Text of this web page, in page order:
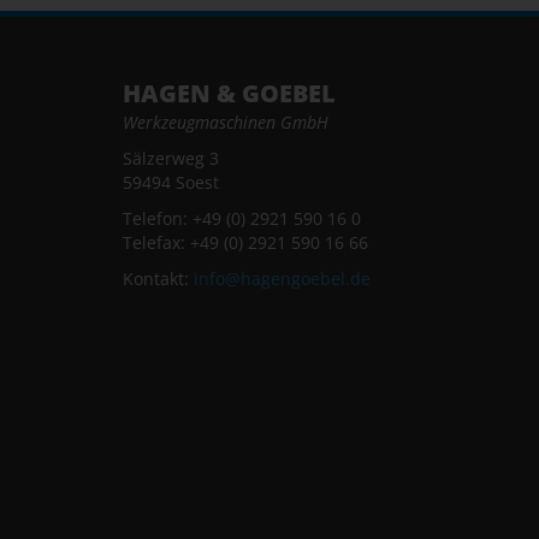
HAGEN & GOEBEL
Werkzeugmaschinen GmbH
Sälzerweg 3
59494 Soest
Telefon: +49 (0) 2921 590 16 0
Telefax: +49 (0) 2921 590 16 66
Kontakt: info@hagengoebel.de